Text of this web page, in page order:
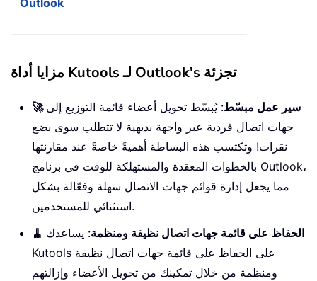
Outlook
مزايا أداة Kutools لـ Outlook's تجزئة
🚀 سير عمل مبسّط: يُبسّط تحويل أعضاء قائمة التوزيع إلى
جهات اتصال فردية عبر واجهة بديهية لا تتطلب سوى بضع
نقرات! وتكتسب هذه البساطة أهميةً خاصةً عند مقارنتها
بالخطوات المعقدة والمستهلكة للوقت في برنامج Outlook،
مما يجعل إدارة قوائم جهات الاتصال سهلة وفعّالة بشكل
استثنائي للمستخدمين.
🧹 الحفاظ على قائمة جهات اتصال نظيفة ومنظمة: يساعدك
Kutools على الحفاظ على قائمة جهات اتصال نظيفة
ومنظمة من خلال تمكينك من تحويل الأعضاء وإزالتهم